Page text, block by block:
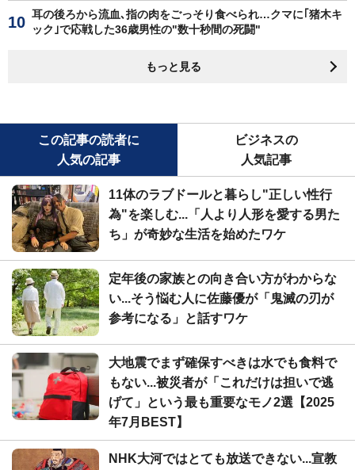
耳の後ろから流血､指の肉をごっそり食べられ…クマに｢猪木キ
ック｣で応戦した36歳男性の"数十秒間の死闘"
もっと見る
この記事の読者に
人気の記事
ビジネスの
人気記事
11体のラブドールと暮らし"正しい性行
為"を楽しむ...「人より人形を愛する男た
ち」が奇妙な生活を始めたワケ
定年後の家族との向き合い方がわからな
い...そう悩む人に佐藤優が「鬼滅の刃が
参考になる」と話すワケ
大地震でまず確保すべきは水でも食料で
もない...被災者が「これだけは担いで逃
げて」という最も重要なモノ2選【2025
年7月BEST】
NHK大河ではとても放送できない...宣教